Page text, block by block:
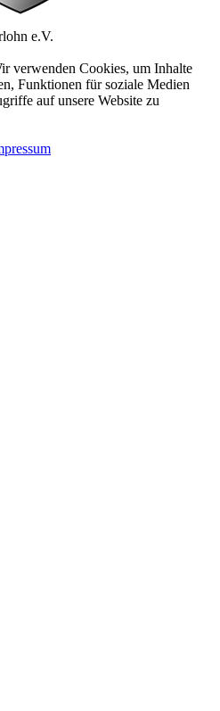
e.V.
verwenden Cookies, um Inhalte
Funktionen für soziale Medien
auf unsere Website zu